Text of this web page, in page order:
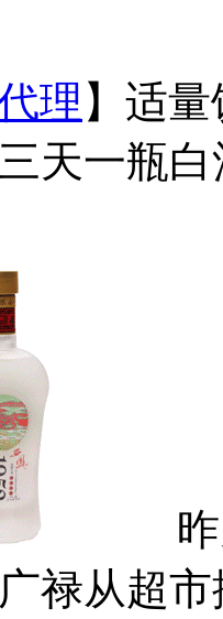
理 】适
天一瓶
昨天
禄从超